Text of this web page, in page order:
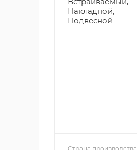
Накладной,
Подвесной